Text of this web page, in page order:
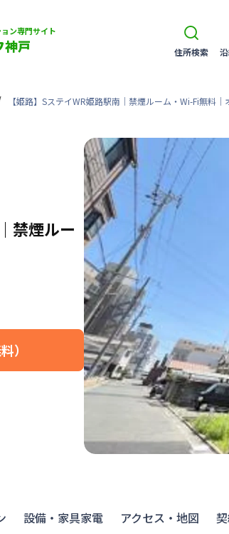
ン専門サイト
神戸 住所検索
【姫路】SステイWR姫路駅南｜禁煙ルーム・Wi-Fi無料｜
禁煙ルー
）
設備・家具家電 アクセス・地図